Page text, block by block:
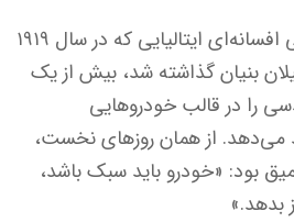
زاگاتو، استودیوی طراحی افسانه‌ای ایتالیایی که در سال ۱۹۱۹
بنیان گذاشته شد، بیش از یک
را در قالب خودروهایی
می‌دهد. از همان روزهای نخست،
بود: «خودرو باید سبک باشد،
بدهد.»